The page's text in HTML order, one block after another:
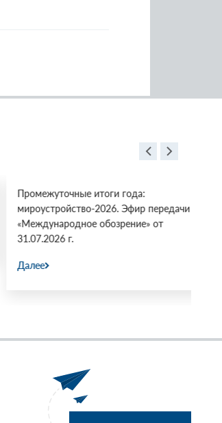
победы?»
итоги года:
2026. Эфир передачи
обозрение» от
г.